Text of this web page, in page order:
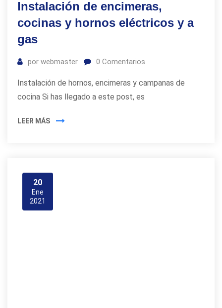
Instalación de encimeras,
cocinas y hornos eléctricos y a
gas
por webmaster 0 Comentarios
Instalación de hornos, encimeras y campanas de
cocina Si has llegado a este post, es
LEER MÁS
20
Ene
2021